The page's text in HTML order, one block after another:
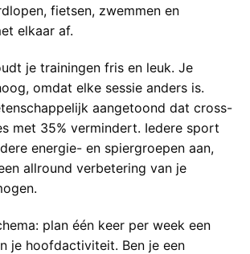
fietsen, zwemmen en
elkaar af.
je trainingen fris en leuk. Je
omdat elke sessie anders is.
aangetoond dat cross-
met 35% vermindert. Iedere sport
energie- en spiergroepen aan,
allround verbetering van je
plan één keer per week een
je hoofdactiviteit. Ben je een